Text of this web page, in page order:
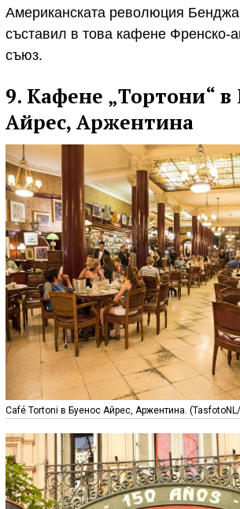
Американската революция
съставил в това кафене Френско-
съюз.
9. Кафене „Тортони“ в
Айрес, Аржентина
Café Tortoni в Буенос Айрес, Аржентина.